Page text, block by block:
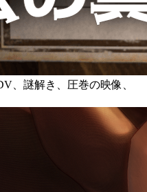
、謎解き、圧巻の映像、